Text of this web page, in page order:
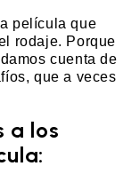
película que
rodaje. Porque
cuenta de
que a veces
a los